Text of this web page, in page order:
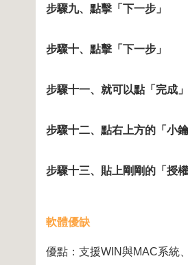
步驟九、點擊「下一步」
步驟十、點擊「下一步」
步驟十一、就可以點「完成
步驟十二、點右上方的「小鑰
步驟十三、貼上剛剛的「授
軟體優缺
優點：支援WIN與MAC系統